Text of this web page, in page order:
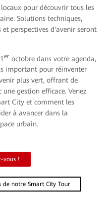
pour découvrir tous les
Solutions techniques,
et perspectives d'avenir seront
er octobre dans votre agenda,
important pour réinventer
plus vert, offrant de
une gestion efficace. Venez
City et comment les
à avancer dans la
urbain.
vous !
de notre Smart City Tour